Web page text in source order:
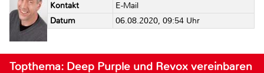
Kontakt
E-Mail
Datum
06.08.2020, 09:54 Uhr
Topthema: Deep Purple und Revox vereinbaren